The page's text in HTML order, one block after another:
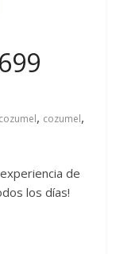
, cozumel,
de
los días!